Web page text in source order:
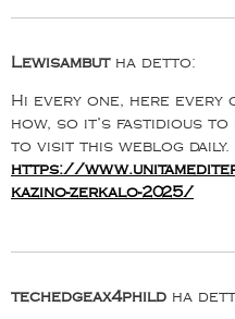
Lewisambut ha detto:
Hi every one, here every
how, so it’s fastidious
to visit this weblog daily.
https://
kazino-zerkalo-2025/
techedgeax4phild ha